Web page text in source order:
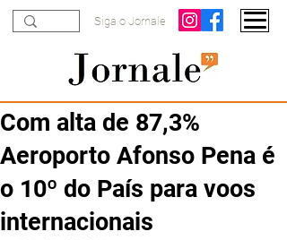
Siga o Jornale
Com alta de 87,3%
Aeroporto Afonso Pena é
o 10º do País para voos
internacionais